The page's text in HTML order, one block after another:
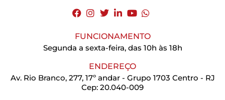
FUNCIONAMENTO
Segunda a sexta-feira, das 10h às 18h
ENDEREÇO
Av. Rio Branco, 277, 17º andar - Grupo 1703 Centro - RJ
Cep: 20.040-009